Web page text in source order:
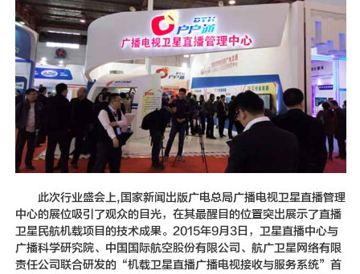
此次行业盛会上,国家新闻出版广电总局广播电视卫星直播管理
中心的展位吸引了观众的目光，在其最醒目的位置突出展示了直播
卫星民航机载项目的技术成果。2015年9月3日，卫星直播中心与
广播科学研究院、中国国际航空股份有限公司、航广卫星网络有限
责任公司联合研发的“机载卫星直播广播电视接收与服务系统”首